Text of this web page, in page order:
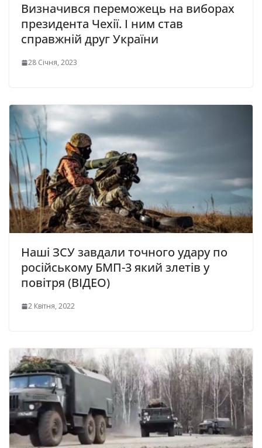
Визначився переможець на виборах
президента Чехії. І ним став
справжній друг України
28 Січня, 2023
Наші ЗСУ завдали точного удару по
російському БМП-3 який злетів у
повітря (ВІДЕО)
2 Квітня, 2022